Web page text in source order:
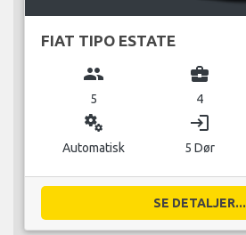
FIAT TIPO ESTATE
group
5
business_center
4
miscellaneous_services
Automatisk
login
5 Dør
SE DETALJER...